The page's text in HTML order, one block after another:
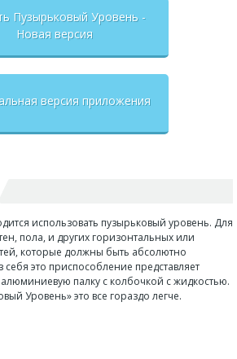
Пузырьковый Уровень -
Новая версия
версия приложения
использовать пузырьковый уровень. Для
пола, и других горизонтальных или
которые должны быть абсолютно
это приспособление представляет
палку с колбочкой с жидкостью.
Уровень» это все гораздо легче.